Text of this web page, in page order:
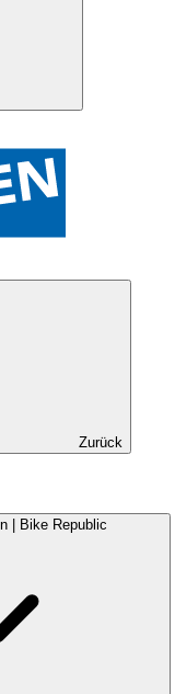
Zurück
| Bike Republic